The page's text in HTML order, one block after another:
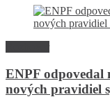
ENPF odpovedal
nových pravidiel